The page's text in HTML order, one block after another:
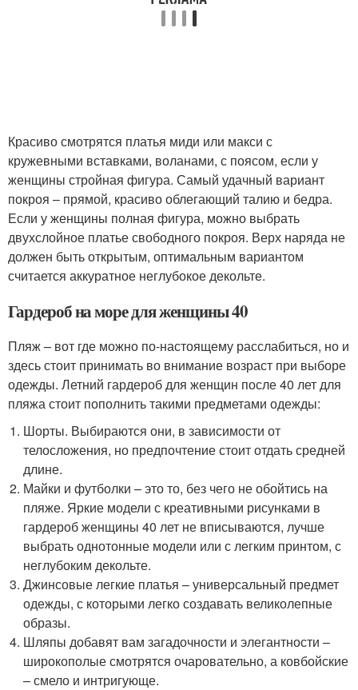
Красиво смотрятся платья миди или макси с
кружевными вставками, воланами, с поясом, если у
женщины стройная фигура. Самый удачный вариант
покроя – прямой, красиво облегающий талию и бедра.
Если у женщины полная фигура, можно выбрать
двухслойное платье свободного покроя. Верх наряда не
должен быть открытым, оптимальным вариантом
считается аккуратное неглубокое декольте.
Гардероб на море для женщины 40
Пляж – вот где можно по-настоящему расслабиться, но и
здесь стоит принимать во внимание возраст при выборе
одежды. Летний гардероб для женщин после 40 лет для
пляжа стоит пополнить такими предметами одежды:
Шорты. Выбираются они, в зависимости от
телосложения, но предпочтение стоит отдать средней
длине.
Майки и футболки – это то, без чего не обойтись на
пляже. Яркие модели с креативными рисунками в
гардероб женщины 40 лет не вписываются, лучше
выбрать однотонные модели или с легким принтом, с
неглубоким декольте.
Джинсовые легкие платья – универсальный предмет
одежды, с которыми легко создавать великолепные
образы.
Шляпы добавят вам загадочности и элегантности –
широкополые смотрятся очаровательно, а ковбойские
– смело и интригующе.